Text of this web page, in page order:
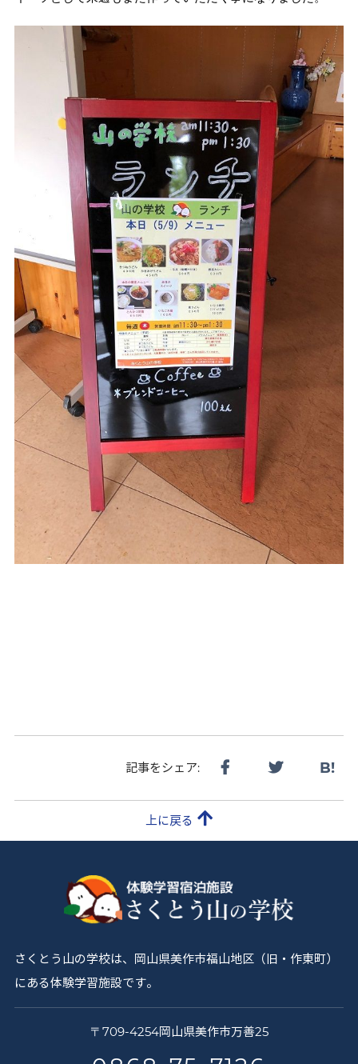
記事をシェア: B!
上に戻る
さくとう山の学校は、岡山県美作市福山地区（旧・作東町）
にある体験学習施設です。
〒 709-4254岡山県美作市万善25